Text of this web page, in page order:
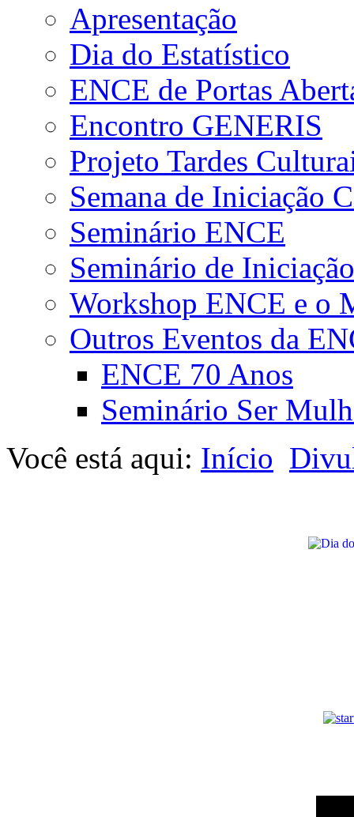
Apresentação
Dia do Estatístico
ENCE de Portas
Encontro GENERIS
Projeto Tardes
Semana de Iniciação
Seminário ENCE
Seminário de
Workshop ENCE e o
Outros Eventos da
ENCE 70 Anos
Seminário Ser
Você está aqui: Início